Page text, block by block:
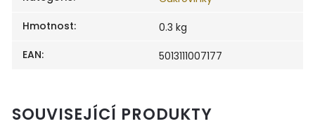
Hmotnost:
0.3 kg
EAN: 5013111007177
SOUVISEJÍCÍ PRODUKTY